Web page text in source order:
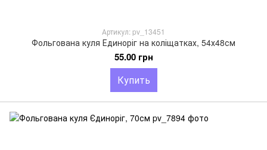
Артикул: pv_13451
Фольгована куля Единоріг на коліщатках, 54х48см
55.00 грн
Купить